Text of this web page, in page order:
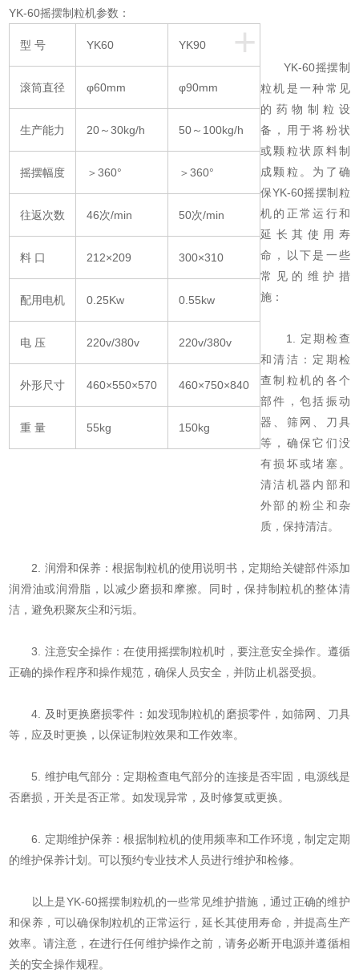
YK-60摇摆制粒机参数：
+
型 号 YK60 YK90
滚筒直径 φ60mm φ90mm
生产能力 20～30kg/h 50～100kg/h
摇摆幅度 ＞360° ＞360°
往返次数 46次/min 50次/min
料 口 212×209 300×310
配用电机 0.25Kw 0.55kw
电 压 220v/380v 220v/380v
外形尺寸 460×550×570 460×750×840
重 量 55kg 150kg
YK-60摇摆制
粒机是一种常见
的药物制粒设
备，用于将粉状
或颗粒状原料制
成颗粒。为了确
保YK-60摇摆制粒
机的正常运行和
延长其使用寿
命，以下是一些
常见的维护措
施：
1. 定期检查
和清洁：定期检
查制粒机的各个
部件，包括振动
器、筛网、刀具
等，确保它们没
有损坏或堵塞。
清洁机器内部和
外部的粉尘和杂
质，保持清洁。
2. 润滑和保养：根据制粒机的使用说明书，定期给关键部件添加
润滑油或润滑脂，以减少磨损和摩擦。同时，保持制粒机的整体清
洁，避免积聚灰尘和污垢。
3. 注意安全操作：在使用摇摆制粒机时，要注意安全操作。遵循
正确的操作程序和操作规范，确保人员安全，并防止机器受损。
4. 及时更换磨损零件：如发现制粒机的磨损零件，如筛网、刀具
等，应及时更换，以保证制粒效果和工作效率。
5. 维护电气部分：定期检查电气部分的连接是否牢固，电源线是
否磨损，开关是否正常。如发现异常，及时修复或更换。
6. 定期维护保养：根据制粒机的使用频率和工作环境，制定定期
的维护保养计划。可以预约专业技术人员进行维护和检修。
以上是YK-60摇摆制粒机的一些常见维护措施，通过正确的维护
和保养，可以确保制粒机的正常运行，延长其使用寿命，并提高生产
效率。请注意，在进行任何维护操作之前，请务必断开电源并遵循相
关的安全操作规程。